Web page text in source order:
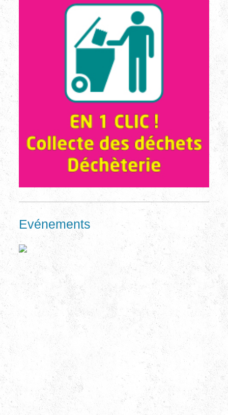
Evénements